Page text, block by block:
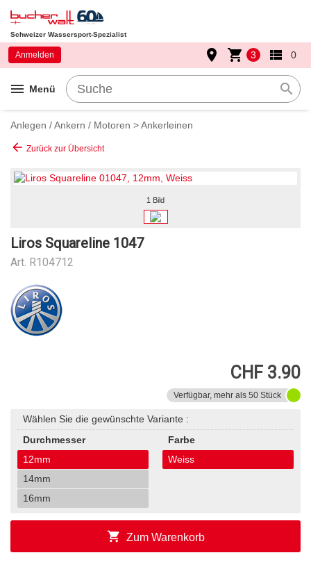
Schweizer Wassersport-Spezialist
menu Menü search
Anmelden place shopping_cart 3 view_list 0
Anlegen / Ankern / Motoren >Ankerleinen
arrow_back Zurück zur Übersicht
1 Bild
Liros Squareline 1047
Art. R104712
CHF 3.90
Verfügbar, mehr als 50 Stück
Wählen Sie die gewünschte Variante :
Durchmesser
12mm
14mm
16mm
Farbe
Weiss
shopping_cart Zum Warenkorb